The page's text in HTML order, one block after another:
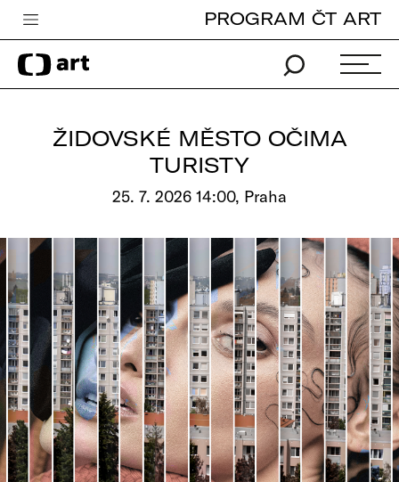
Česká televize
Zpravodajství
Vše o ČT
PROGRAM ČT ART
ŽIDOVSKÉ MĚSTO OČIMA
TURISTY
25. 7. 2026 14:00, Praha